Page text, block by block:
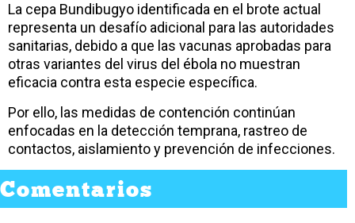
La cepa Bundibugyo identificada en el brote actual
representa un desafío adicional para las autoridades
sanitarias, debido a que las vacunas aprobadas para
otras variantes del virus del ébola no muestran
eficacia contra esta especie específica.
Por ello, las medidas de contención continúan
enfocadas en la detección temprana, rastreo de
contactos, aislamiento y prevención de infecciones.
Comentarios